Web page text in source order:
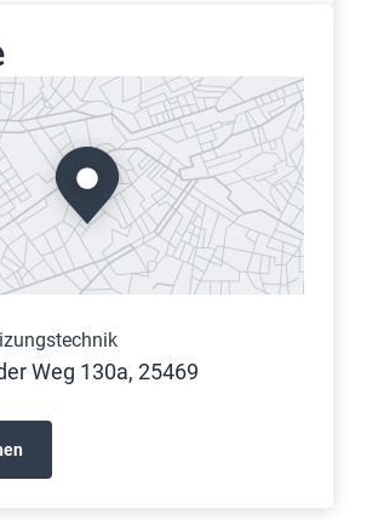
Weg 130a, 25469